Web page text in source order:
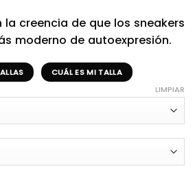
la creencia de que los sneakers
moderno de autoexpresión.
CUÁL ES MI TALLA
LIMPIAR